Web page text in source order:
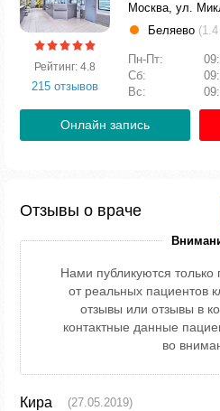
Рейтинг: 4.8
215 отзывов
Москва, ул.
Беляево
Пн-Пт:
Сб:
Вс:
Онлайн запись
Отзывы о враче
Нами публикуются
от реальных пациентов
отзывы или отзывы в
контактные данные
во
Кира (27.05.2019)